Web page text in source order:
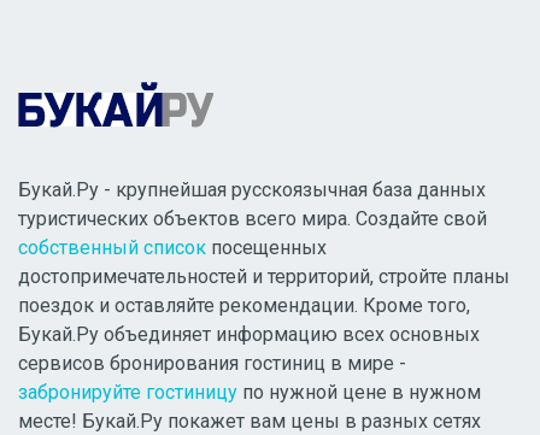
Букай.Ру - крупнейшая русскоязычная база данных
туристических объектов всего мира. Создайте свой
собственный список посещенных
достопримечательностей и территорий, стройте планы
поездок и оставляйте рекомендации. Кроме того,
Букай.Ру объединяет информацию всех основных
сервисов бронирования гостиниц в мире -
забронируйте гостиницу по нужной цене в нужном
месте! Букай.Ру покажет вам цены в разных сетях